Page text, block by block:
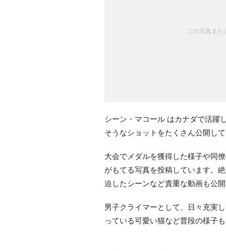
この写真ま
シーン・マコール はカナダで活躍
そうなショットをたくさん公開し
大会でメダルを獲得した様子や同
がもてる写真を投稿しています。
迫したシーンなど貴重な動画も公
男子クライマーとして、日々充実
っている可愛い猫など普段の様子